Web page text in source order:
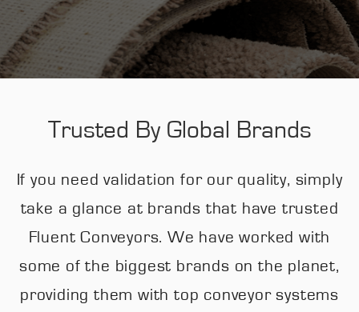
Trusted By Global Brands
If you need validation for our quality, simply
take a glance at brands that have trusted
Fluent Conveyors. We have worked with
some of the biggest brands on the planet,
providing them with top conveyor systems